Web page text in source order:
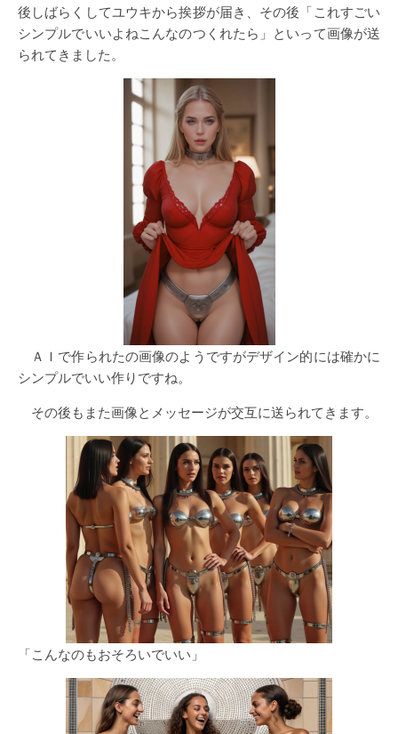
後しばらくしてユウキから挨拶が届き、その後「これすごい
シンプルでいいよねこんなのつくれたら」といって画像が送
られてきました。
ＡＩで作られたの画像のようですがデザイン的には確かに
シンプルでいい作りですね。
その後もまた画像とメッセージが交互に送られてきます。
「こんなのもおそろいでいい」